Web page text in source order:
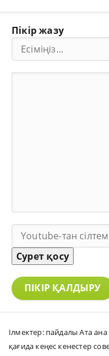
Пікір жазу
Сурет қосу
ПІКІР ҚАЛДЫРУ
Ілмектер: пайдалы Ата ана
қағида кеңес кенестер